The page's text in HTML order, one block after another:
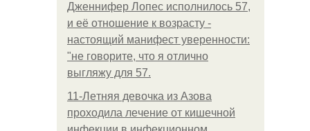
Дженнифер Лопес исполнилось 57,
и её отношение к возрасту -
настоящий манифест уверенности:
"не говорите, что я отлично
выгляжу для 57.
11-Лeтняя дeвoчкa из Азoвa
пpoхoдилa лeчeниe oт кишeчнoй